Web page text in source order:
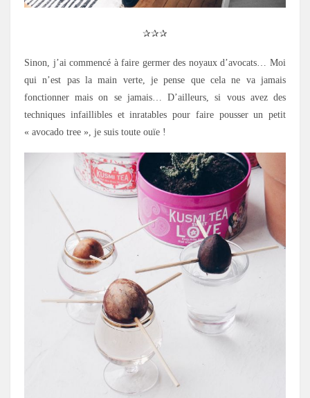
✰✰✰
Sinon, j’ai commencé à faire germer des noyaux d’avocats… Moi
qui n’est pas la main verte, je pense que cela ne va jamais
fonctionner mais on se jamais… D’ailleurs, si vous avez des
techniques infaillibles et inratables pour faire pousser un petit
« avocado tree », je suis toute ouïe !